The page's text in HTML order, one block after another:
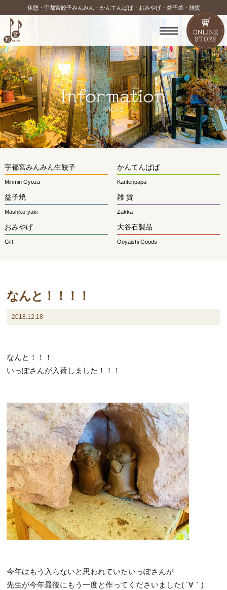
休憩・宇都宮餃子みんみん・かんてんぱぱ・おみやげ・益子焼・雑貨
宇都宮みんみん生餃子
Minmin Gyoza
かんてんぱぱ
Kantenpapa
益子焼
Mashiko-yaki
雑 貨
Zakka
おみやげ
Gift
大谷石製品
Ooyaishi Goods
なんと！！！！
2018.12.18
なんと！！！
いっぽさんが入荷しました！！！
今年はもう入らないと思われていたいっぽさんが
先生が今年最後にもう一度と作ってくださいました( ´∀｀)